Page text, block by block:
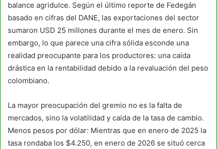
balance agridulce. Según el último reporte de Fedegán
basado en cifras del DANE, las exportaciones del sector
sumaron USD 25 millones durante el mes de enero. Sin
embargo, lo que parece una cifra sólida esconde una
realidad preocupante para los productores: una caída
drástica en la rentabilidad debido a la revaluación del peso
colombiano.
La mayor preocupación del gremio no es la falta de
mercados, sino la volatilidad y caída de la tasa de cambio.
Menos pesos por dólar: Mientras que en enero de 2025 la
tasa rondaba los $4.250, en enero de 2026 se situó cerca